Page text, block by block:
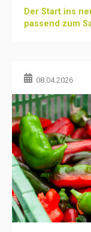
Der Start ins
passend zum
08.04.2026